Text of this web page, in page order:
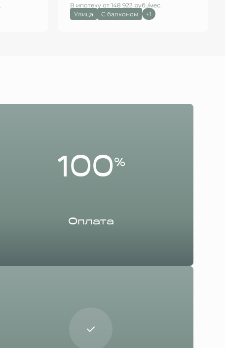
В ипотеку от 148 923 руб./мес.
Улица
С балконом +1
100%
Оплата